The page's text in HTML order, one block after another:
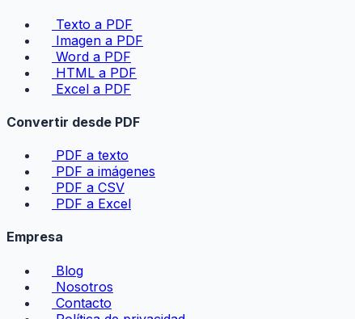
Texto a PDF
Imagen a PDF
Word a PDF
HTML a PDF
Excel a PDF
Convertir desde PDF
PDF a texto
PDF a imágenes
PDF a CSV
PDF a Excel
Empresa
Blog
Nosotros
Contacto